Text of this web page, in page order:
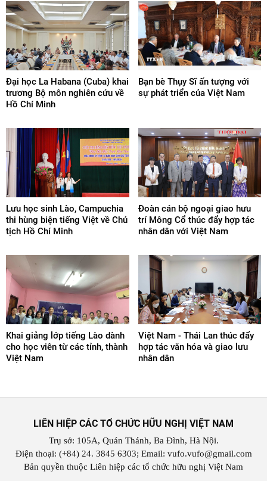
Đại học La Habana (Cuba) khai
trương Bộ môn nghiên cứu về
Hồ Chí Minh
Bạn bè Thụy Sĩ ấn tượng với
sự phát triển của Việt Nam
Lưu học sinh Lào, Campuchia
thi hùng biện tiếng Việt về Chủ
tịch Hồ Chí Minh
Đoàn cán bộ ngoại giao hưu
trí Mông Cổ thúc đẩy hợp tác
nhân dân với Việt Nam
Khai giảng lớp tiếng Lào dành
cho học viên từ các tỉnh, thành
Việt Nam
Việt Nam - Thái Lan thúc đẩy
hợp tác văn hóa và giao lưu
nhân dân
LIÊN HIỆP CÁC TỔ CHỨC HỮU NGHỊ VIỆT NAM
Trụ sở: 105A, Quán Thánh, Ba Đình, Hà Nội.
Điện thoại: (+84) 24. 3845 6303; Email: vufo.vufo@gmail.com
Bản quyền thuộc Liên hiệp các tổ chức hữu nghị Việt Nam